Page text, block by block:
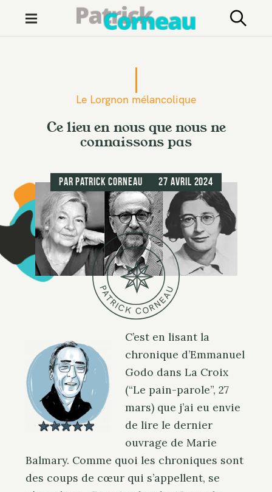
t
e
Le Lorgnon mélancolique
Ce lieu en nous que nous ne
connaissons pas
par Patrick Corneau 27 avril 2024
P
A
T
R
ICK CORN
E
A
U
C’est en lisant la
chronique d’Emmanuel
Godo dans La Croix
(“Le pain-parole”, 27
mars) que j’ai eu envie
de lire le dernier
ouvrage de Marie
Balmary. Comme quoi les chroniques sont
des coups de cœur qui s’appellent, se